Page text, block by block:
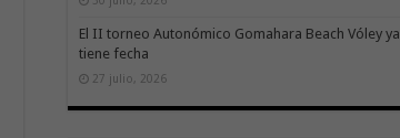
El II torneo Autonómico Gomahara Beach Vóley ya
tiene fecha
27 julio, 2026